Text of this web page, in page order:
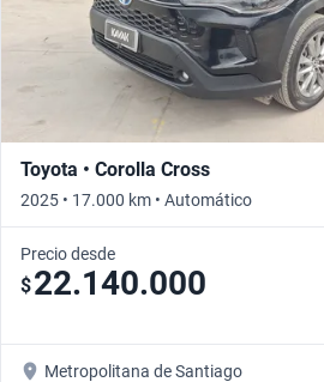
Toyota • Corolla Cross
2025 • 17.000 km • Automático
Precio desde
$22.140.000
Metropolitana de Santiago